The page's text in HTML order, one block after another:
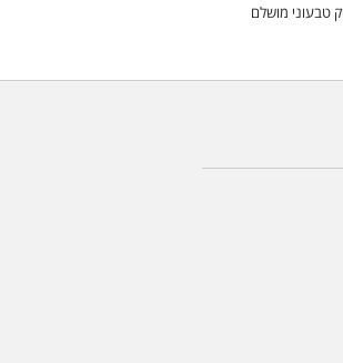
טבעוני מושלם